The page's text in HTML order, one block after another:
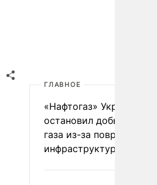
ГЛАВНОЕ
«Нафтогаз» Украины
остановил добычу
газа из-за повреждения
инфраструктуры